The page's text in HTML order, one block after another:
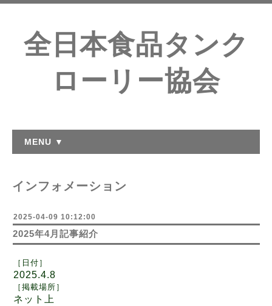
全日本食品タンク
ローリー協会
MENU ▼
インフォメーション
2025-04-09 10:12:00
2025年4月記事紹介
［日付 ］
2025.4.8
［ 掲載場所 ］
ネット上